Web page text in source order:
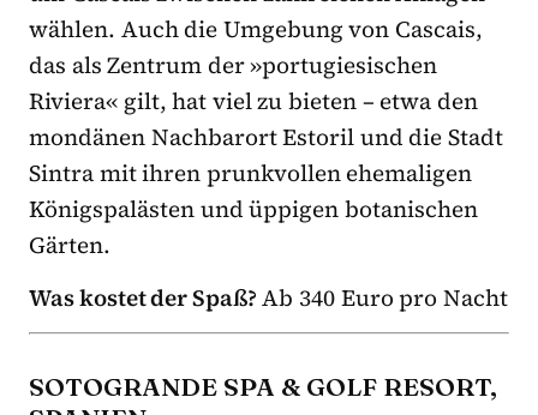
wählen. Auch die Umgebung von Cascais,
das als Zentrum der »portugiesischen
Riviera« gilt, hat viel zu bieten – etwa den
mondänen Nachbarort Estoril und die Stadt
Sintra mit ihren prunkvollen ehemaligen
Königspalästen und üppigen botanischen
Gärten.
Was kostet der Spaß?Ab 340 Euro pro Nacht
SOTOGRANDE SPA & GOLF RESORT,